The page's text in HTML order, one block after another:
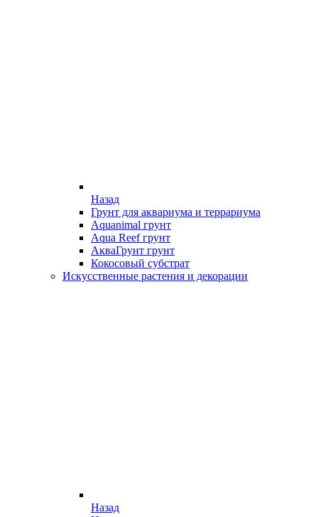
Назад
Грунт для аквариума и террариума
Aquanimal грунт
Aqua Reef грунт
АкваГрунт грунт
Кокосовый субстрат
Искусственные растения и декорации
Назад